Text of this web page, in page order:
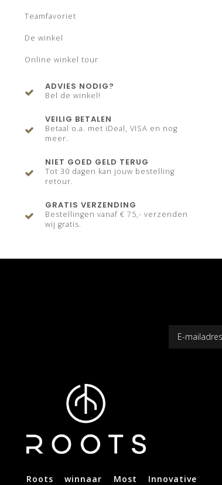
Teamfavoriet
De winkel
Online winkel tour
ADVIES NODIG?
Bel de winkel!
VEILIG BETALEN
Betaal o.a. met iDeal, VISA en nog
meer.
NIET GOED GELD TERUG
Tot 30 dagen kan jouw bestelling
retour.
GRATIS VERZENDING
Bestellingen vanaf € 75,- verzenden
wij gratis.
Roots winnaar Most Innovative